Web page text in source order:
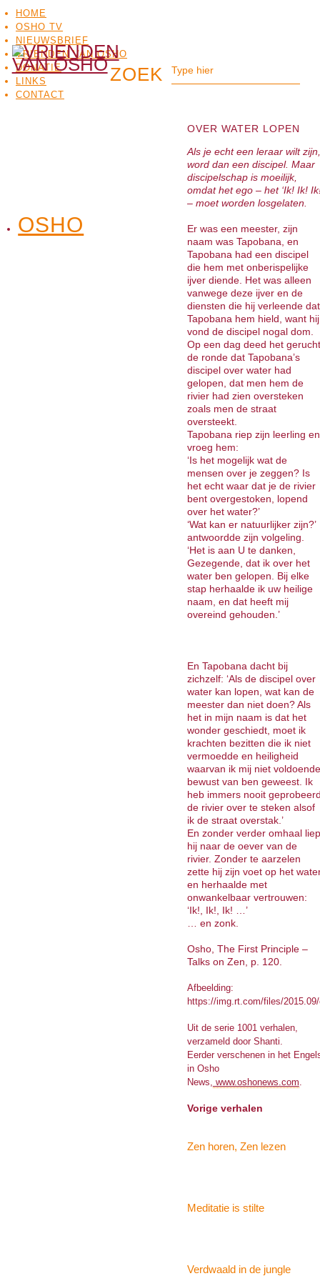
HOME
OSHO TV
NIEUWSBRIEF
VRIENDEN VAN OSHO
DONATIE
LINKS
CONTACT
OSHOOSHO MEDITATIE
OVER WATER LOPEN
Als je echt een leraar wilt zijn,
word dan een discipel. Maar
discipelschap is moeilijk,
omdat het ego – het ‘Ik! Ik!
– moet worden losgelaten.
Er was een meester, zijn
naam was Tapobana, en
Tapobana had een discipel
die hem met onberispelijke
ijver diende. Het was alleen
vanwege deze ijver en de
diensten die hij verleende dat
Tapobana hem hield, want hij
vond de discipel nogal dom.
Op een dag deed het gerucht
de ronde dat Tapobana’s
discipel over water had
gelopen, dat men hem de
rivier had zien oversteken
zoals men de straat
oversteekt.
Tapobana riep zijn leerling en
vroeg hem:
‘Is het mogelijk wat de
mensen over je zeggen? Is
het echt waar dat je de rivier
bent overgestoken, lopend
over het water?’
‘Wat kan er natuurlijker zijn?’
antwoordde zijn volgeling.
‘Het is aan U te danken,
Gezegende, dat ik over het
water ben gelopen. Bij elke
stap herhaalde ik uw heilige
naam, en dat heeft mij
overeind gehouden.’
En Tapobana dacht bij
zichzelf: ‘Als de discipel over
water kan lopen, wat kan de
meester dan niet doen? Als
het in mijn naam is dat het
wonder geschiedt, moet ik
krachten bezitten die ik niet
vermoedde en heiligheid
waarvan ik mij niet voldoende
bewust van ben geweest. Ik
heb immers nooit
de rivier over te steken alsof
ik de straat overstak.’
En zonder verder omhaal liep
hij naar de oever van de
rivier. Zonder te aarzelen
zette hij zijn voet op het
en herhaalde met
onwankelbaar vertrouwen:
‘Ik!, Ik!, Ik! …’
… en zonk.
Osho, The First Principle –
Talks on Zen, p. 120.
Afbeelding:
https://img.rt.com/files/
Uit de serie 1001 verhalen,
verzameld door Shanti.
Eerder verschenen in het
in Osho
News, www.oshonews.com.
Vorige verhalen
Zen horen, Zen lezen
Meditatie is stilte
Verdwaald in de jungle